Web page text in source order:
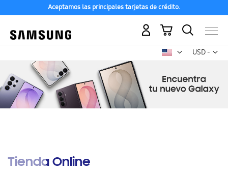
Aceptamos las principales tarjetas de crédito.
USD -
dólar
Mi carrito
Tienda Online